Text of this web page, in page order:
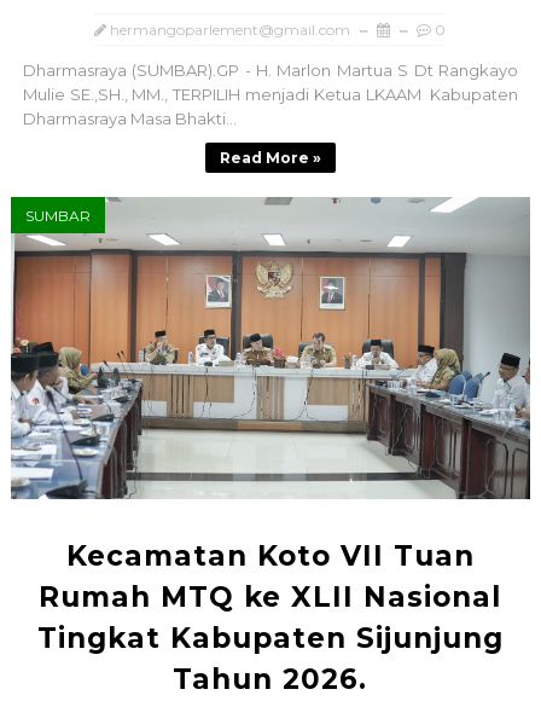
hermangoparlement@gmail.com 0
Dharmasraya (SUMBAR).GP - H. Marlon Martua S Dt Rangkayo
Mulie SE.,SH., MM., TERPILIH menjadi Ketua LKAAM Kabupaten
Dharmasraya Masa Bhakti...
Read More »
SUMBAR
Kecamatan Koto VII Tuan
Rumah MTQ ke XLII Nasional
Tingkat Kabupaten Sijunjung
Tahun 2026.